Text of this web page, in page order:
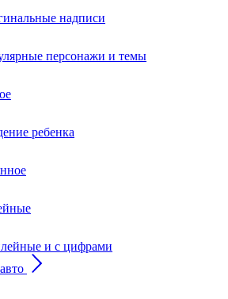
надписи
персонажи и темы
ребенка
и с цифрами